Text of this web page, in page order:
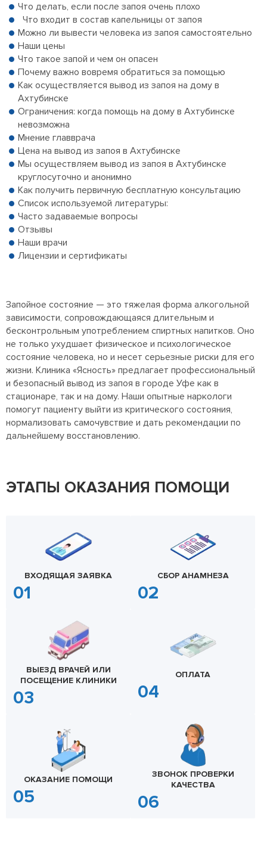
Что делать, если после запоя очень плохо
Что входит в состав капельницы от запоя
Можно ли вывести человека из запоя самостоятельно
Наши цены
Что такое запой и чем он опасен
Почему важно вовремя обратиться за помощью
Как осуществляется вывод из запоя на дому в
Ахтубинске
Ограничения: когда помощь на дому в Ахтубинске
невозможна
Мнение главврача
Цена на вывод из запоя в Ахтубинске
Мы осуществляем вывод из запоя в Ахтубинске
круглосуточно и анонимно
Как получить первичную бесплатную консультацию
Список используемой литературы:
Часто задаваемые вопросы
Отзывы
Наши врачи
Лицензии и сертификаты
Запойное состояние — это тяжелая форма алкогольной
зависимости, сопровождающаяся длительным и
бесконтрольным употреблением спиртных напитков. Оно
не только ухудшает физическое и психологическое
состояние человека, но и несет серьезные риски для его
жизни. Клиника «Ясность» предлагает профессиональный
и безопасный вывод из запоя в городе Уфе как в
стационаре, так и на дому. Наши опытные наркологи
помогут пациенту выйти из критического состояния,
нормализовать самочувствие и дать рекомендации по
дальнейшему восстановлению.
ЭТАПЫ ОКАЗАНИЯ ПОМОЩИ
ВХОДЯЩАЯ ЗАЯВКА СБОР АНАМНЕЗА
ВЫЕЗД ВРАЧЕЙ ИЛИ
ПОСЕЩЕНИЕ КЛИНИКИ
ОПЛАТА
ОКАЗАНИЕ ПОМОЩИ
ЗВОНОК ПРОВЕРКИ
КАЧЕСТВА